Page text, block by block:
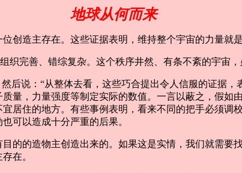
地球从何而来
创造主存在。这些证据表明，维持整个宇宙的力量就是
织完善、错综复杂。这个秩序井然、有条不紊的宇宙
后说：“从整体去看，这些巧合提出令人信服的证据
量，力量强度等制定实际的数值。一言以蔽之，假如
居住的地方。有些事例表明，看来不同的把手必须
可以造成十分严重的后果。
的的造物主创造出来的。如果这是实情，我们就需
在。